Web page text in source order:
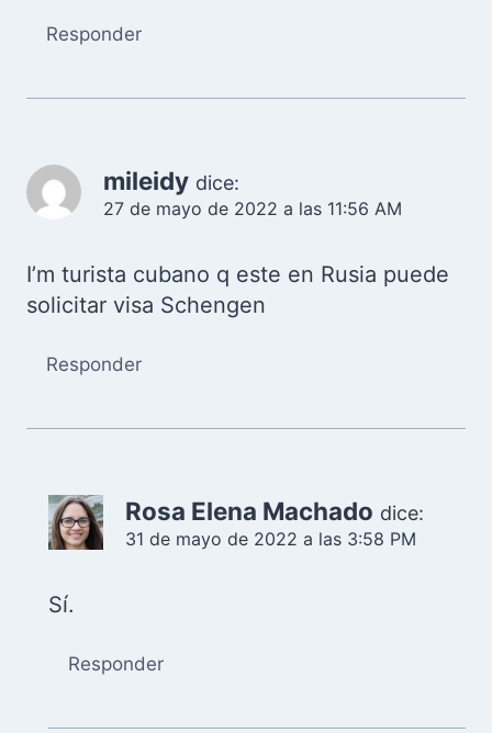
Responder
mileidy dice:
27 de mayo de 2022 a las 11:56 AM
I’m turista cubano q este en Rusia puede
solicitar visa Schengen
Responder
Rosa Elena Machado dice:
31 de mayo de 2022 a las 3:58 PM
Sí.
Responder